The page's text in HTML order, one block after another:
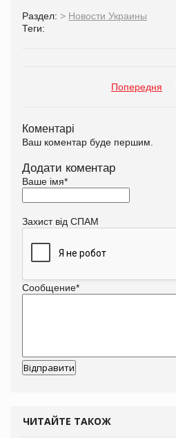
Раздел: > Новости Украины
Теги:
Попередня
Коментарі
Ваш коментар буде першим.
Додати коментар
Ваше імя*
Захист від СПАМ
Сообщение*
ЧИТАЙТЕ ТАКОЖ